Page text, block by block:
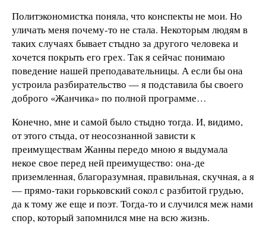
Политэкономистка поняла, что конспекты не мои. Но
уличать меня почему-то не стала. Некоторым людям в
таких случаях бывает стыдно за другого человека и
хочется покрыть его грех. Так я сейчас понимаю
поведение нашей преподавательницы. А если бы она
устроила разбирательство — я подставила бы своего
доброго «Жанчика» по полной программе…
Конечно, мне и самой было стыдно тогда. И, видимо,
от этого стыда, от неосознанной зависти к
преимуществам Жанны передо мною я выдумала
некое свое перед ней преимущество: она-де
приземленная, благоразумная, правильная, скучная, а я
— прямо-таки горьковский сокол с разбитой грудью,
да к тому же еще и поэт. Тогда-то и случился меж нами
спор, который запомнился мне на всю жизнь.